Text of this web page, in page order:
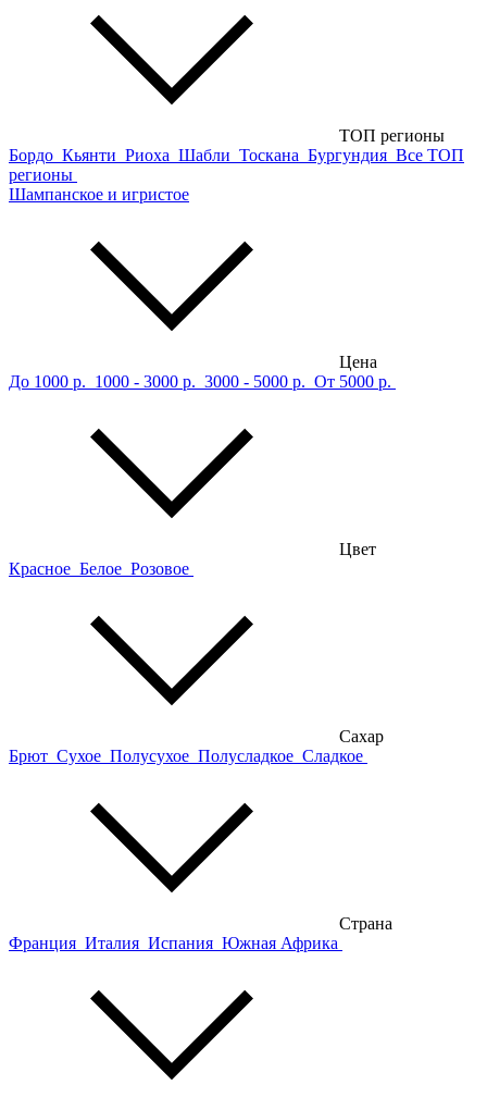
ТОП регионы
Бордо Кьянти Риоха Шабли Тоскана Бургундия Все ТОП
регионы
Шампанское и игристое
Цена
До 1000 р. 1000 - 3000 р. 3000 - 5000 р. От 5000 р.
Цвет
Красное Белое Розовое
Сахар
Брют Сухое Полусухое Полусладкое Сладкое
Страна
Франция Италия Испания Южная Африка